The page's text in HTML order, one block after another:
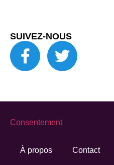
SUIVEZ-NOUS
À propos Contact
Consentement